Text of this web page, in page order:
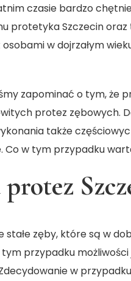
czasie bardzo
protetyka Szczecin oraz
w dojrzałym
zapominać o tym, że
protez zębowych.
także
Co w tym przypadku
stałe zęby, które są w
przypadku
w